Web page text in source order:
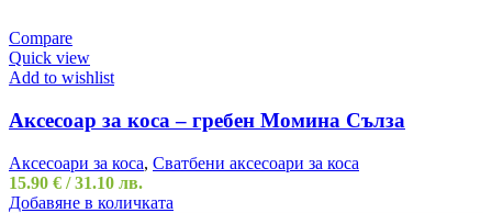
Compare
Quick view
Add to wishlist
Аксесоар за коса – гребен Момина Сълза
Аксесоари за коса, Сватбени аксесоари за коса
15.90 € / 31.10 лв.
Добавяне в количката